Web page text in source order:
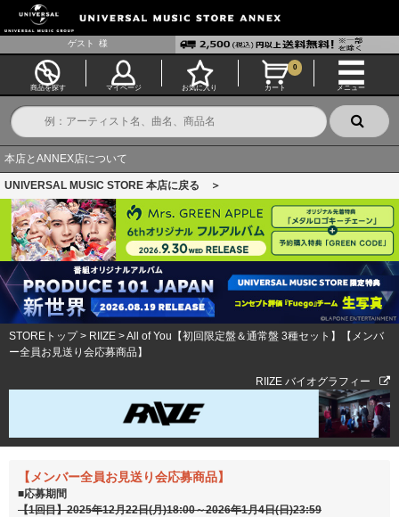
ゲスト 様
商品を探す マイページ お気に入り カート
0
メニュー
本店とANNEX店について
UNIVERSAL MUSIC STORE 本店に戻る ＞
STOREトップ> RIIZE >All of You【初回限定盤＆通常盤 3種セット】【メンバ
ー全員お見送り会応募商品】
RIIZE バイオグラフィー
【メンバー全員お見送り会応募商品】
■応募期間
【1回目】2025年12月22日(月)18:00～2026年1月4日(日)23:59